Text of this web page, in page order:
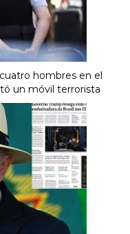
hombres en el
un móvil terrorista